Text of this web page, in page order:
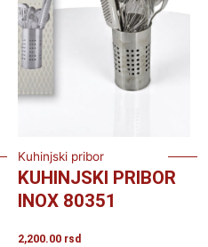
Kuhinjski pribor
KUHINJSKI PRIBOR
INOX 80351
2,200.00 rsd